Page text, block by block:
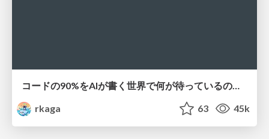
コードの90%をAIが書く世界で何が待っているのか / What awaits us in a world where 90% of the code is written by AI
rkaga
63 45k